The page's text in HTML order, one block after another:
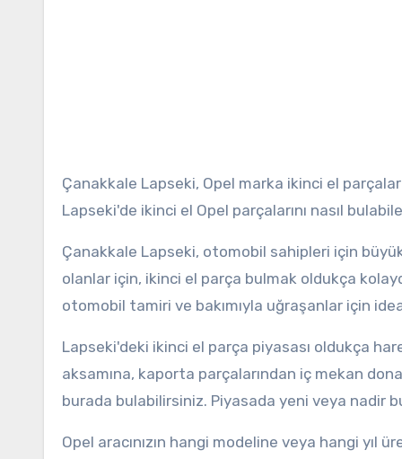
Çanakkale Lapseki, Opel marka ikinci el
Lapseki'de ikinci el Opel parçalarını nasıl
Çanakkale Lapseki, otomobil sahipleri için
olanlar için, ikinci el parça bulmak oldukça
otomobil tamiri ve bakımıyla uğraşanlar için
Lapseki'deki ikinci el parça piyasası oldukça
aksamına, kaporta parçalarından iç mekan
burada bulabilirsiniz. Piyasada yeni veya nadir
Opel aracınızın hangi modeline veya hangi yıl